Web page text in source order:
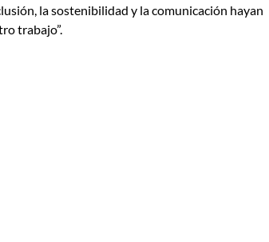
la sostenibilidad y la comunicación hayan
trabajo”.